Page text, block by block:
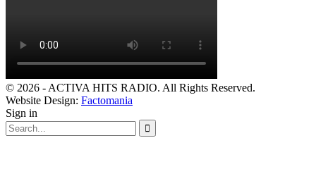
© 2026 - ACTIVA HITS RADIO. All Rights Reserved.
Website Design: Factomania
Sign in